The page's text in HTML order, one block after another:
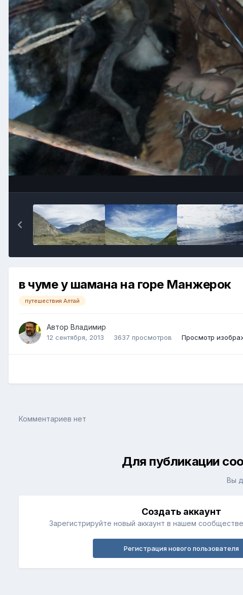
в чуме у шамана на горе Манжерок
путешествия Алтай
Автор Владимир
12 сентября, 2013 3637 просмотров Просмотр
Комментариев нет
Для публикации
Вы
Создать аккаунт
Зарегистрируйте новый аккаунт в нашем
Регистрация нового пользователя